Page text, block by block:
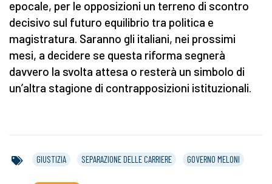
epocale, per le opposizioni un terreno di scontro
decisivo sul futuro equilibrio tra politica e
magistratura. Saranno gli italiani, nei prossimi
mesi, a decidere se questa riforma segnerà
davvero la svolta attesa o resterà un simbolo di
un’altra stagione di contrapposizioni istituzionali.
GIUSTIZIA SEPARAZIONE DELLE CARRIERE GOVERNO MELONI